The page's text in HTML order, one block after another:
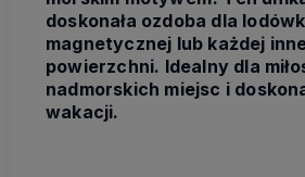
doskonała ozdoba dla
magnetycznej lub każdej
powierzchni. Idealny dla
nadmorskich miejsc i
wakacji.